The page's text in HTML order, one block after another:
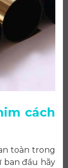
cách
toàn trong
ban đầu hãy